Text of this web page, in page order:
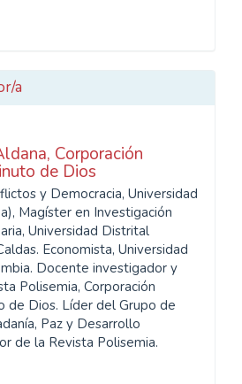
a
Corporación
de Dios
y Democracia, Universidad
Magíster en Investigación
Universidad Distrital
Economista, Universidad
Docente investigador y
Polisemia, Corporación
de Dios. Líder del Grupo de
Paz y Desarrollo
de la Revista Polisemia.